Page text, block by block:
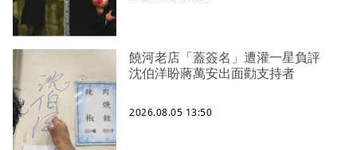
饒河老店「蓋簽名」遭灌一星負評
沈伯洋盼蔣萬安出面勸支持者
2026.08.05 13:50